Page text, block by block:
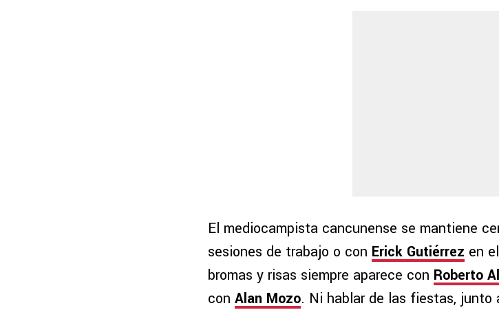
El mediocampista cancunense se mantiene
sesiones de trabajo o con Erick Gutiérrez en
bromas y risas siempre aparece con Roberto
con Alan Mozo. Ni hablar de las fiestas, junto